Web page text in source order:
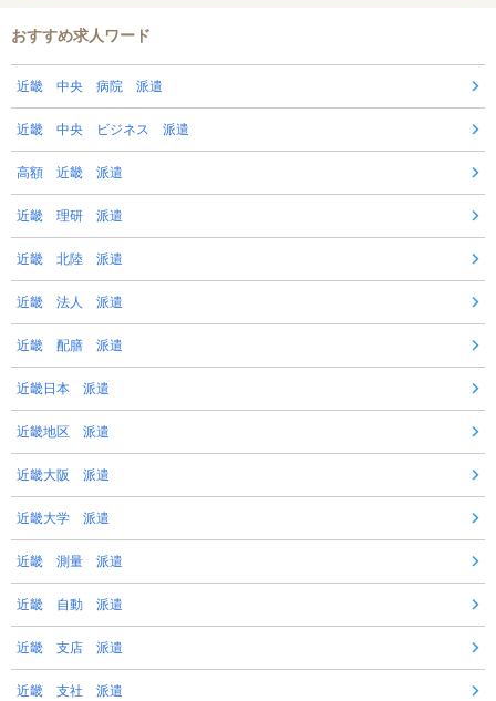
おすすめ求人ワード
近畿 中央 病院 派遣
近畿 中央 ビジネス 派遣
高額 近畿 派遣
近畿 理研 派遣
近畿 北陸 派遣
近畿 法人 派遣
近畿 配膳 派遣
近畿日本 派遣
近畿地区 派遣
近畿大阪 派遣
近畿大学 派遣
近畿 測量 派遣
近畿 自動 派遣
近畿 支店 派遣
近畿 支社 派遣